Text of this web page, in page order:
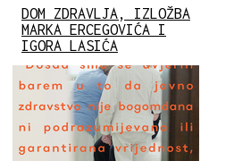
DOM ZDRAVLJA, IZLOŽBA
MARKA ERCEGOVIĆA I
IGORA LASIĆA